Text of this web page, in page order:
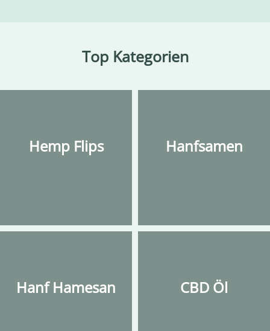
Top Kategorien
Hemp Flips Hanfsamen
Hanf Hamesan CBD Öl